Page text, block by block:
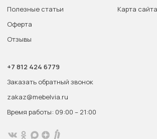
Полезные статьи
Оферта
Отзывы
Карта сайта
+7 812 424 6779
Заказать обратный звонок
zakaz@mebelvia.ru
Время работы: 09:00 – 21:00